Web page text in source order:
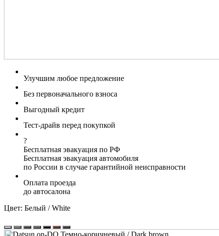
Улучшим любое предложение
Без первоначального взноса
Выгодный кредит
Тест-драйв перед покупкой
?
Бесплатная эвакуация по РФ
Бесплатная эвакуация автомобиля
по России в случае гарантийной неисправности
Оплата проезда
до автосалона
Цвет: Белый / White